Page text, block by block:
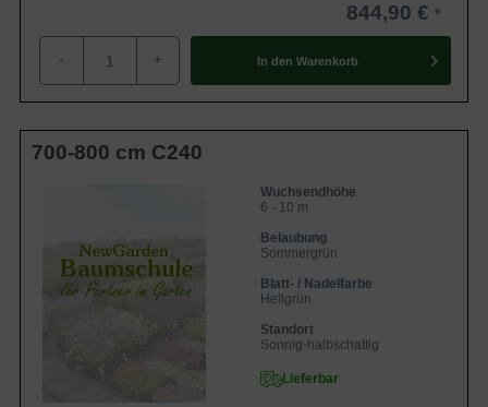
844,90 €
- + In den Warenkorb
700-800 cm C240
Wuchsendhöhe
6 - 10 m
Belaubung
Sommergrün
Blatt- / Nadelfarbe
Hellgrün
Standort
Sonnig-halbschattig
Lieferbar